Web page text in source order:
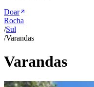
Doar
Rocha
/Sul
/Varandas
Varandas